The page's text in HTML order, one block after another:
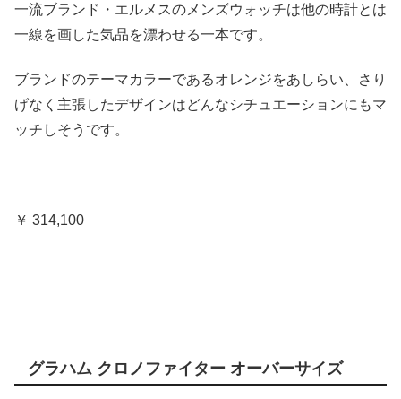
一流ブランド・エルメスのメンズウォッチは他の時計とは
一線を画した気品を漂わせる一本です。
ブランドのテーマカラーであるオレンジをあしらい、さり
げなく主張したデザインはどんなシチュエーションにもマ
ッチしそうです。
￥ 314,100
グラハム クロノファイター オーバーサイズ